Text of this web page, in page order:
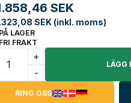
SEK
SEK (inkl. moms)
PÅ LAGER
FRI FRAKT
+
-
LÄGG
RING OSS